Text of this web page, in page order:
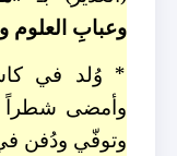
وعبابِ العلوم
* وُلد في
وأمضى شطراً
وتوفّي ودُفن